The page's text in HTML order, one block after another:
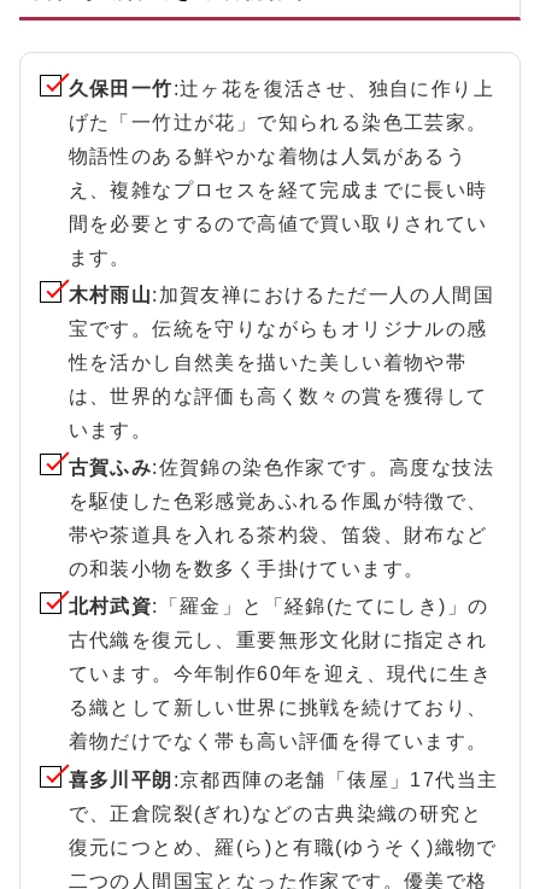
久保田一竹:辻ヶ花を復活させ、独自に作り上
げた「一竹辻が花」で知られる染色工芸家。
物語性のある鮮やかな着物は人気があるう
え、複雑なプロセスを経て完成までに長い時
間を必要とするので高値で買い取りされてい
ます。
木村雨山:加賀友禅におけるただ一人の人間国
宝です。伝統を守りながらもオリジナルの感
性を活かし自然美を描いた美しい着物や帯
は、世界的な評価も高く数々の賞を獲得して
います。
古賀ふみ:佐賀錦の染色作家です。高度な技法
を駆使した色彩感覚あふれる作風が特徴で、
帯や茶道具を入れる茶杓袋、笛袋、財布など
の和装小物を数多く手掛けています。
北村武資:「羅金」と「経錦(たてにしき)」の
古代織を復元し、重要無形文化財に指定され
ています。今年制作60年を迎え、現代に生き
る織として新しい世界に挑戦を続けており、
着物だけでなく帯も高い評価を得ています。
喜多川平朗 :京都西陣の老舗「俵屋」17代当主
で、正倉院裂(ぎれ)などの古典染織の研究と
復元につとめ、羅(ら)と有職(ゆうそく)織物で
二つの人間国宝となった作家です。優美で格